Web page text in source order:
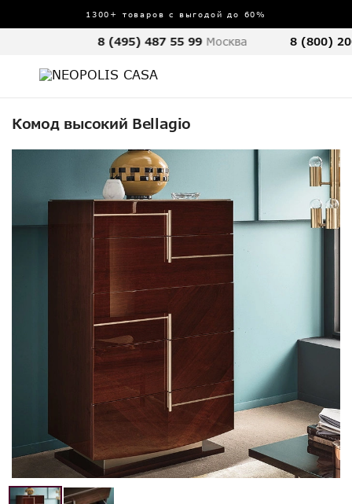
1300+ товаров с выгодой до 60%
8 (495) 487 55 99 Москва 8 (800)
Комод высокий Bellagio